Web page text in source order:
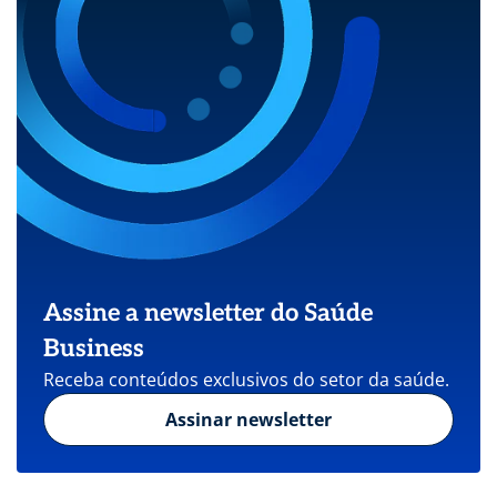
Assine a newsletter do Saúde
Business
Receba conteúdos exclusivos do setor da saúde.
Assinar newsletter